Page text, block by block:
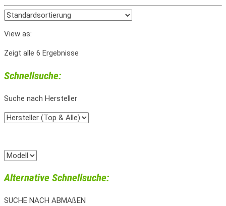
View as:
Zeigt alle 6 Ergebnisse
Schnellsuche:
Suche nach Hersteller
Alternative Schnellsuche:
SUCHE NACH ABMAßEN